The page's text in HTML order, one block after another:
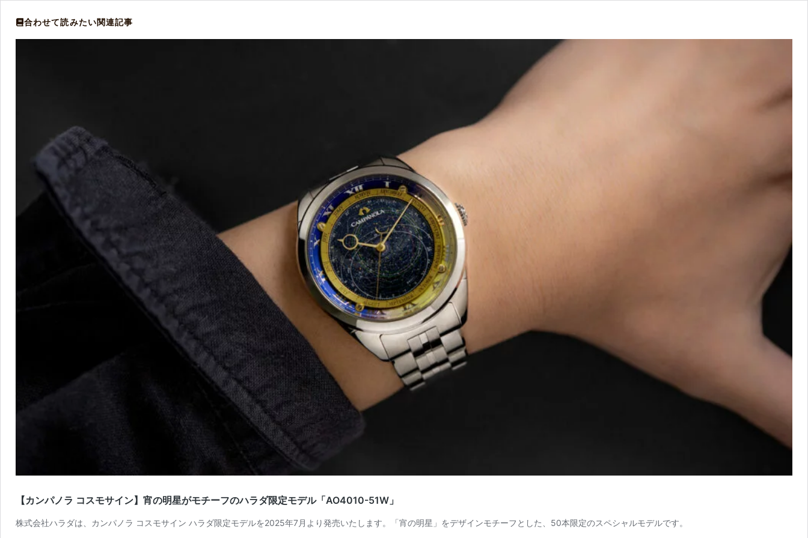
合わせて読みたい関連記事
【カンパノラ コスモサイン】宵の明星がモチーフのハラダ限定モデル「AO4010-51W」
株式会社ハラダは、カンパノラ コスモサイン ハラダ限定モデルを2025年7月より発売いたします。「宵の明星」をデザインモチーフとした、50本限定のスペシャルモデルです。